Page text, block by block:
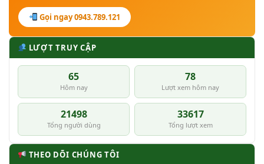
Gọi ngay 0943.789.121
LƯỢT TRUY CẬP
65
Hôm nay
78
Lượt xem hôm nay
21498
Tổng người dùng
33617
Tổng lượt xem
THEO DÕI CHÚNG TÔI